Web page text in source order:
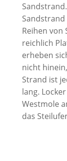
Reihen
reichlich
erheben
nicht
Strand ist
lang.
Westmole
das